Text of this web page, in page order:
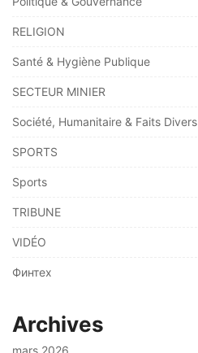
RELIGION
Santé & Hygiène Publique
SECTEUR MINIER
Société, Humanitaire & Faits Divers
SPORTS
Sports
TRIBUNE
VIDÉO
Финтех
Archives
mars 2026